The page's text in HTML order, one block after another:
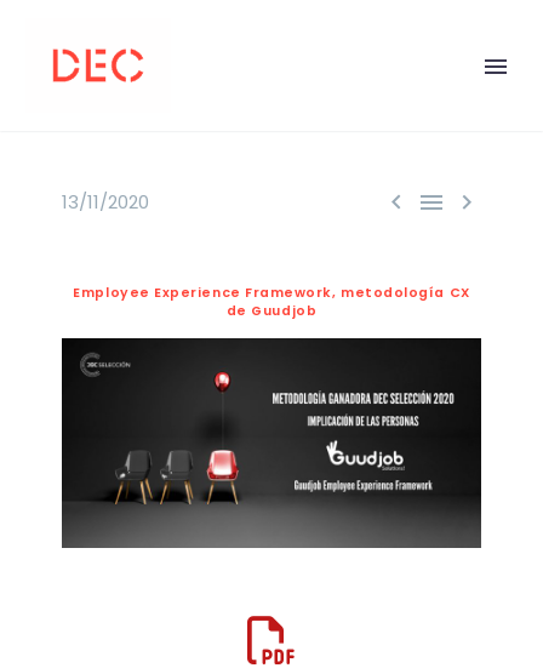
  
13/11/2020
Employee Experience Framework, metodología CX
de Guudjob